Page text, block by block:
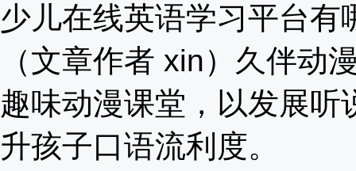
少儿在线英语学习平台有
（文章作者 xin）久伴动
趣味动漫课堂，以发展
升孩子口语流利度。